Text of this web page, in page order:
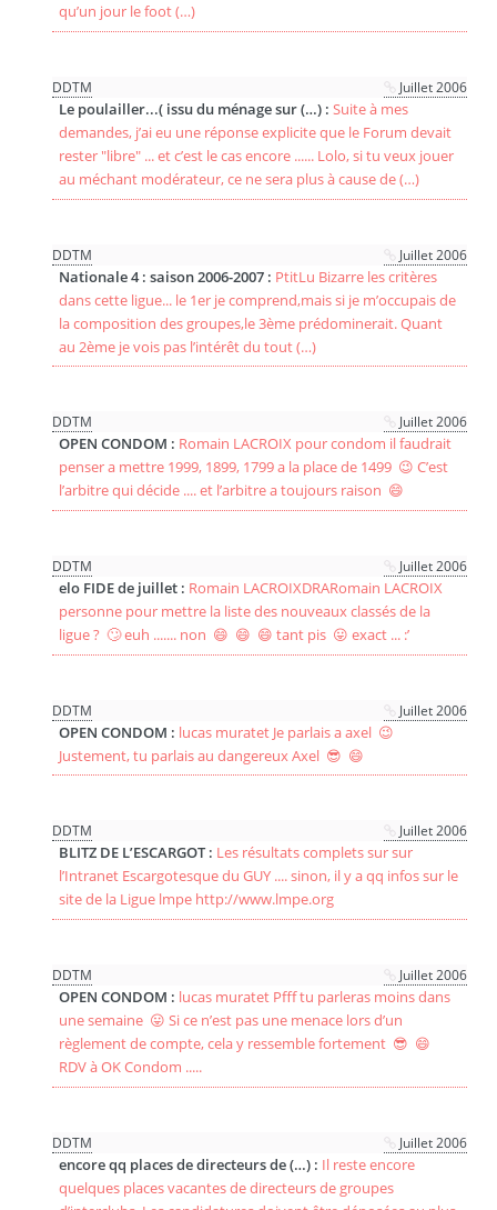
qu’un jour le foot (…)
DDTM Juillet 2006
Le poulailler...( issu du ménage sur (…) :Suite à mes
demandes, j’ai eu une réponse explicite que le Forum devait
rester "libre" ... et c’est le cas encore ...... Lolo, si tu veux jouer
au méchant modérateur, ce ne sera plus à cause de (…)
DDTM Juillet 2006
Nationale 4 : saison 2006-2007 : PtitLu Bizarre les critères
dans cette ligue... le 1er je comprend,mais si je m’occupais de
la composition des groupes,le 3ème prédominerait. Quant
au 2ème je vois pas l’intérêt du tout (…)
DDTM Juillet 2006
OPEN CONDOM : Romain LACROIX pour condom il faudrait
penser a mettre 1999, 1899, 1799 a la place de 1499 😉 C’est
l’arbitre qui décide .... et l’arbitre a toujours raison 😄
DDTM Juillet 2006
elo FIDE de juillet : Romain LACROIXDRARomain LACROIX
personne pour mettre la liste des nouveaux classés de la
ligue ? 🙄 euh ....... non 😄 😄 😄 tant pis 😛 exact ... :’
DDTM Juillet 2006
OPEN CONDOM : lucas muratet Je parlais a axel 😉
Justement, tu parlais au dangereux Axel 😎 😄
DDTM Juillet 2006
BLITZ DE L’ESCARGOT : Les résultats complets sur sur
l’Intranet Escargotesque du GUY .... sinon, il y a qq infos sur le
site de la Ligue lmpe http://www.lmpe.org
DDTM Juillet 2006
OPEN CONDOM : lucas muratet Pfff tu parleras moins dans
une semaine 😛 Si ce n’est pas une menace lors d’un
règlement de compte, cela y ressemble fortement 😎 😄
RDV à OK Condom .....
DDTM Juillet 2006
encore qq places de directeurs de (…) : Il reste encore
quelques places vacantes de directeurs de groupes